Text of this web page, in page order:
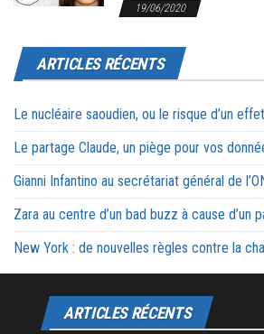
19/06/2020
ARTICLES RÉCENTS
Le nucléaire saoudien, ou le risque d’un
Le partage Claude, un piège pour vos
Gianni Infantino au secrétariat général de
Zara au centre d’un bad buzz à cause d’un
New York : de nouvelles règles contre la
ARTICLES RÉCENTS